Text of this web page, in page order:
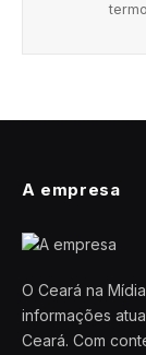
A empresa
O Ceará na
informações
Ceará. Com